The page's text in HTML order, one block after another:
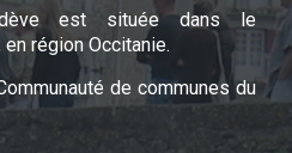
est située dans le
région Occitanie.
de communes du